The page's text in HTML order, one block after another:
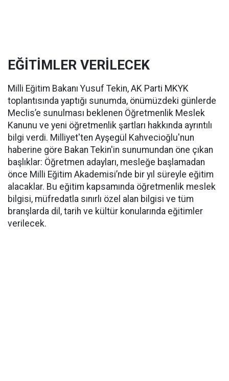
EĞİTİMLER VERİLECEK
Milli Eğitim Bakanı Yusuf Tekin, AK Parti MKYK
toplantısında yaptığı sunumda, önümüzdeki günlerde
Meclis’e sunulması beklenen Öğretmenlik Meslek
Kanunu ve yeni öğretmenlik şartları hakkında ayrıntılı
bilgi verdi. Milliyet'ten Ayşegül Kahvecioğlu'nun
haberine göre Bakan Tekin'in sunumundan öne çıkan
başlıklar: Öğretmen adayları, mesleğe başlamadan
önce Milli Eğitim Akademisi’nde bir yıl süreyle eğitim
alacaklar. Bu eğitim kapsamında öğretmenlik meslek
bilgisi, müfredatla sınırlı özel alan bilgisi ve tüm
branşlarda dil, tarih ve kültür konularında eğitimler
verilecek.